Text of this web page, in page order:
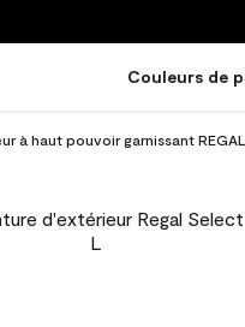
Couleurs de
à haut pouvoir garnissant